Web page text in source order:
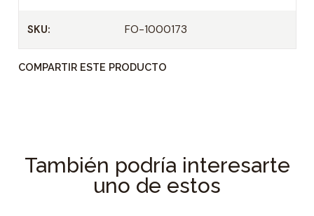
SKU: FO-1000173
COMPARTIR ESTE PRODUCTO
También podría interesarte
uno de estos